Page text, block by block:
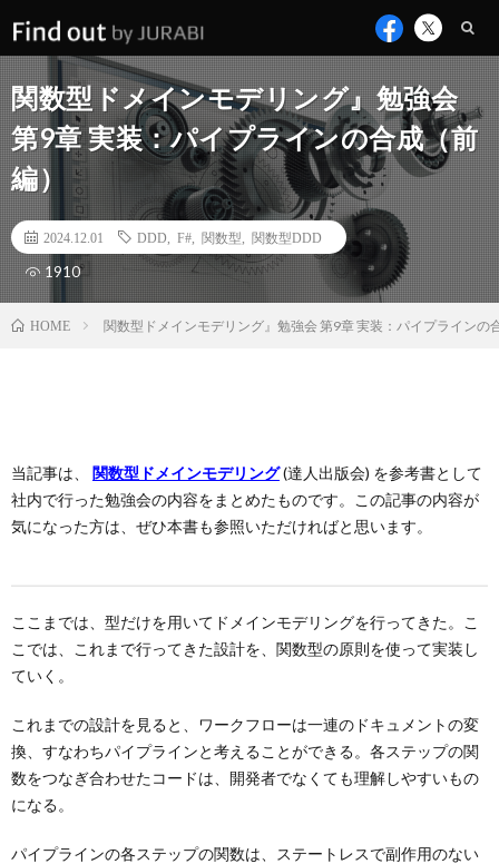
関数型ドメインモデリング』勉強会
第9章 実装：パイプラインの合成（前
編）
2024.12.01 DDD F# 関数型 関数型DDD
1910
HOME 関数型ドメインモデリング』勉強会 第9章 実装：パイプラインの
当記事は、 関数型ドメインモデリング(達人出版会) を参考書として
社内で行った勉強会の内容をまとめたものです。この記事の内容が
気になった方は、ぜひ本書も参照いただければと思います。
ここまでは、型だけを用いてドメインモデリングを行ってきた。こ
こでは、これまで行ってきた設計を、関数型の原則を使って実装し
ていく。
これまでの設計を見ると、ワークフローは一連のドキュメントの変
換、すなわちパイプラインと考えることができる。各ステップの関
数をつなぎ合わせたコードは、開発者でなくても理解しやすいもの
になる。
パイプラインの各ステップの関数は、ステートレスで副作用のない